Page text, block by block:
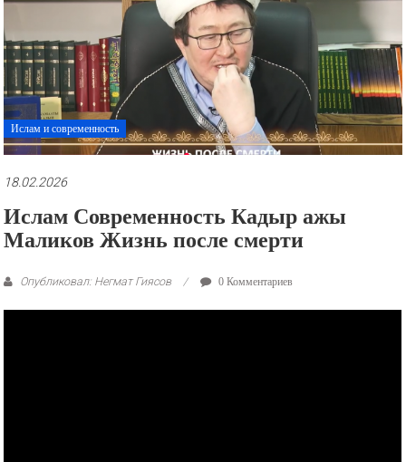
ролики
и
презентации.
Ислам и современность
18.02.2026
Ислам Современность Кадыр ажы
Маликов Жизнь после смерти
Опубликовал: Негмат Гиясов 0 Комментариев